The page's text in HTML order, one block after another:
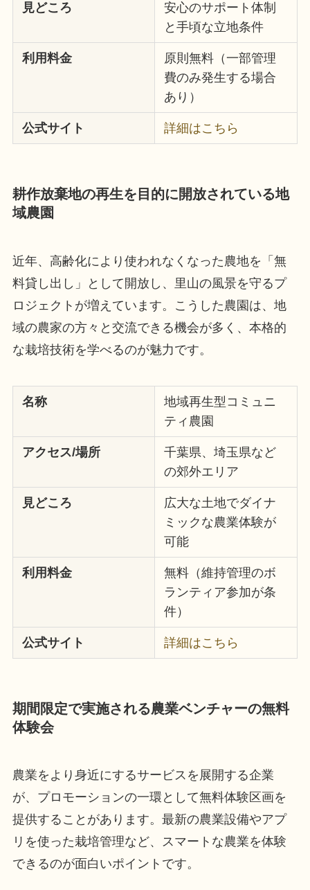
見どころ
安心のサポート体制
と手頃な立地条件
利用料金
原則無料（一部管理
費のみ発生する場合
あり）
公式サイト 詳細はこちら
耕作放棄地の再生を目的に開放されている地
域農園
近年、高齢化により使われなくなった農地を「無
料貸し出し」として開放し、里山の風景を守るプ
ロジェクトが増えています。こうした農園は、地
域の農家の方々と交流できる機会が多く、本格的
な栽培技術を学べるのが魅力です。
名称
地域再生型コミュニ
ティ農園
アクセス/場所
千葉県、埼玉県など
の郊外エリア
見どころ
広大な土地でダイナ
ミックな農業体験が
可能
利用料金
無料（維持管理のボ
ランティア参加が条
件）
公式サイト 詳細はこちら
期間限定で実施される農業ベンチャーの無料
体験会
農業をより身近にするサービスを展開する企業
が、プロモーションの一環として無料体験区画を
提供することがあります。最新の農業設備やアプ
リを使った栽培管理など、スマートな農業を体験
できるのが面白いポイントです。